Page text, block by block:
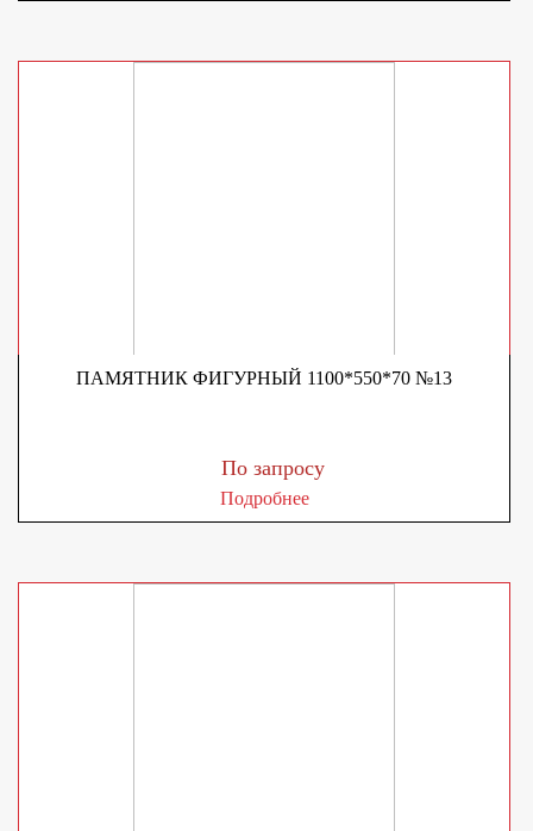
ПАМЯТНИК ФИГУРНЫЙ 1100*550*70 №13
По запросу
Подробнее